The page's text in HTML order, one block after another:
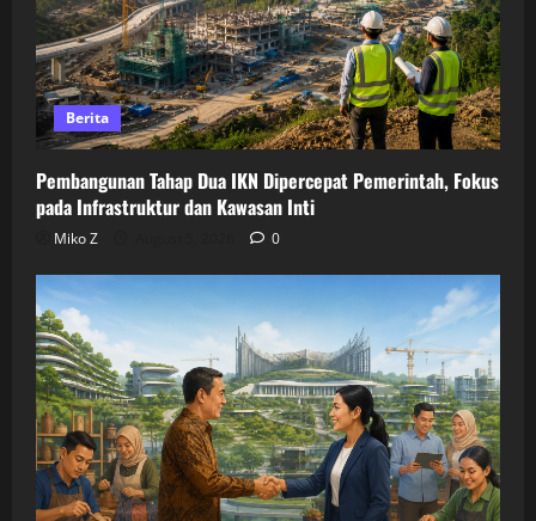
Berita
Pembangunan Tahap Dua IKN Dipercepat Pemerintah, Fokus
pada Infrastruktur dan Kawasan Inti
Miko Z 0